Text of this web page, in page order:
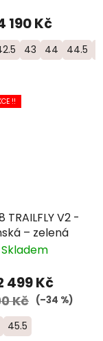
190 Kč
43 44 44.5
!!
TRAILFLY V2 -
– zelená
Skladem
499 Kč
Kč (–34 %)
45.5